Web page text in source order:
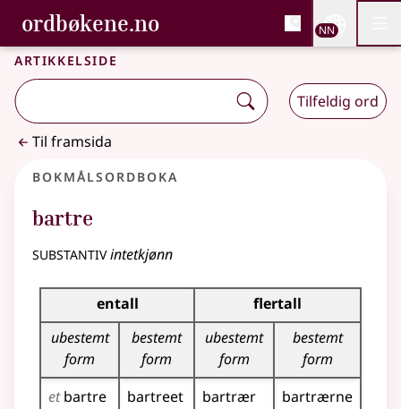
Gå til hovudinnhald
Tilgjenge
ordbøkene.no, Bokmålsordboka og
Bokmålsordboka og Nynorskordboka
NN
Artikkelside
Tilfeldig ord
Til framsida
Bokmålsordboka
bartre
substantivintetkjønn
Bøyingstabell for dette substantivet
entall
flertall
ubestemt
form
bestemt
form
ubestemt
form
bestemt
form
etbartre bartreet bartrær
bartrærne